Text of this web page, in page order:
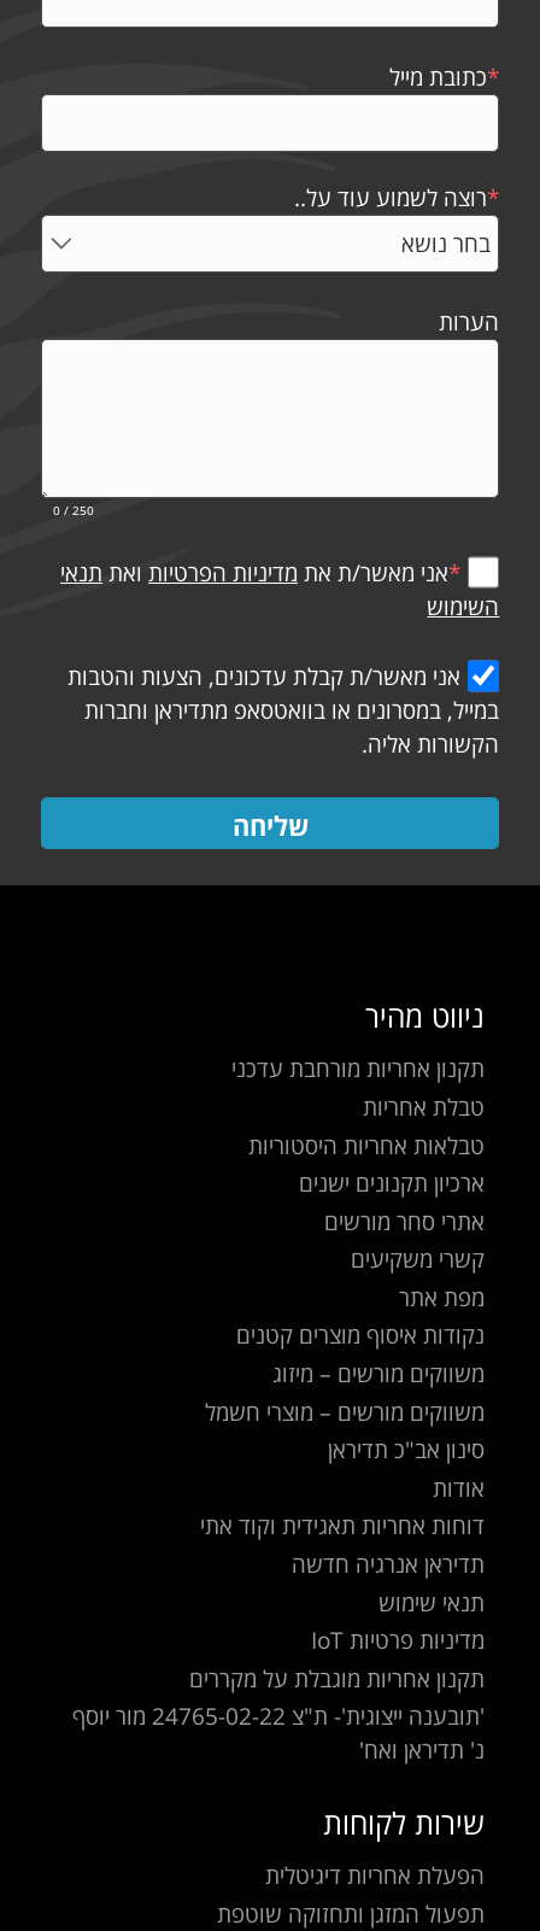
*כתובת מייל
*רוצה לשמוע עוד על..
הערות
0 / 250
*אני מאשר/ת את מדיניות הפרטיות ואת תנאי
השימוש
אני מאשר/ת קבלת עדכונים, הצעות והטבות
במייל, במסרונים או בוואטסאפ מתדיראן וחברות
הקשורות אליה.
שליחה
ניווט מהיר
תקנון אחריות מורחבת עדכני
טבלת אחריות
טבלאות אחריות היסטוריות
ארכיון תקנונים ישנים
אתרי סחר מורשים
קשרי משקיעים
מפת אתר
נקודות איסוף מוצרים קטנים
משווקים מורשים – מיזוג
משווקים מורשים – מוצרי חשמל
סינון אב"כ תדיראן
אודות
דוחות אחריות תאגידית וקוד אתי
תדיראן אנרגיה חדשה
תנאי שימוש
מדיניות פרטיות IoT
תקנון אחריות מוגבלת על מקררים
'תובענה ייצוגית'- ת"צ 24765-02-22 מור יוסף
נ' תדיראן ואח'
שירות לקוחות
הפעלת אחריות דיגיטלית
תפעול המזגן ותחזוקה שוטפת